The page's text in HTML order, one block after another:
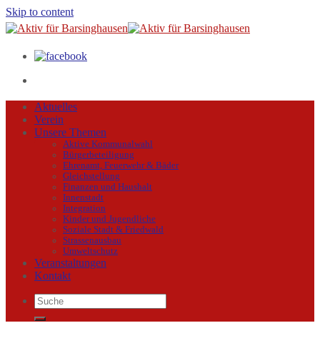
Skip to content
Aktuelles
Verein
Unsere Themen
Aktive Kommunalwahl
Bürgerbeteiligung
Ehrenamt, Feuerwehr & Bäder
Gleichstellung
Finanzen und Haushalt
Innenstadt
Integration
Kinder und Jugendliche
Soziale Stadt & Friedwald
Strassenausbau
Umweltschutz
Veranstaltungen
Kontakt